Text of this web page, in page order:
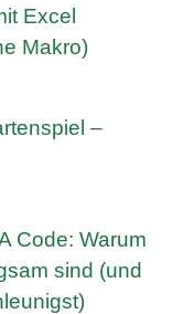
Excel
Makro)
–
Code: Warum
sind (und